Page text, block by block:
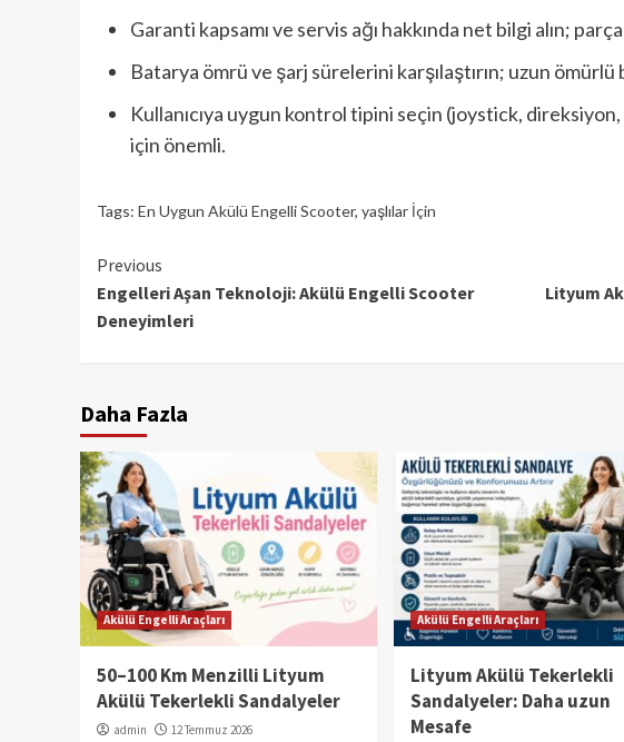
Garanti kapsamı ve servis ağı hakkında net bilgi alın;
Batarya ömrü ve şarj sürelerini karşılaştırın; uzun
Kullanıcıya uygun kontrol tipini seçin (joystick,
için önemli.
Tags: En Uygun Akülü Engelli Scooter, yaşlılar İçin
Continue
Reading
Previous
Engelleri Aşan Teknoloji: Akülü Engelli Scooter
Deneyimleri
Lityum
Daha Fazla
Akülü Engelli Araçları
50–100 Km Menzilli Lityum
Akülü Tekerlekli Sandalyeler
admin 12 Temmuz 2026
Akülü Engelli Araçları
Lityum Akülü Tekerlekli
Sandalyeler: Daha uzun
Mesafe